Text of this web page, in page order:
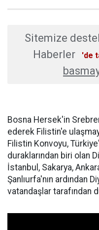
Sitemize
Haberler
'de
Bosna Hersek'in
ederek Filistin'e
Filistin Konvoyu,
duraklarından biri olan
İstanbul, Sakarya,
Şanlıurfa'nın ardından
vatandaşlar tarafından